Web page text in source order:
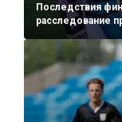
Последствия
расследование